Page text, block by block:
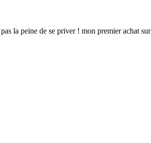
la peine de se priver ! mon premier achat